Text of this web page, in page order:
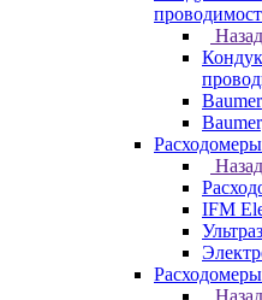
Назад
Baumer
Назад
IFM